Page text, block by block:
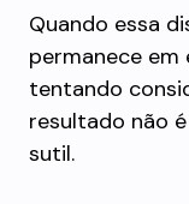
Quando essa
permanece
tentando
resultado não
sutil.